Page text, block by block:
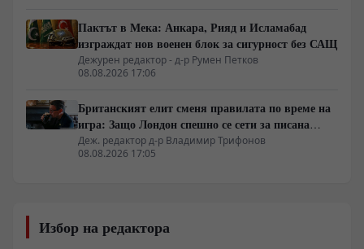
Пактът в Мека: Анкара, Рияд и Исламабад
изграждат нов военен блок за сигурност без САЩ
Дежурен редактор - д-р Румен Петков
08.08.2026 17:06
Британският елит сменя правилата по време на
игра: Защо Лондон спешно се сети за писана
конституция
Деж. редактор д-р Владимир Трифонов
08.08.2026 17:05
Избор на редактора